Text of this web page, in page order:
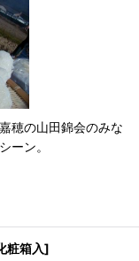
穂の山田錦会のみな
ーン。
粧箱入]